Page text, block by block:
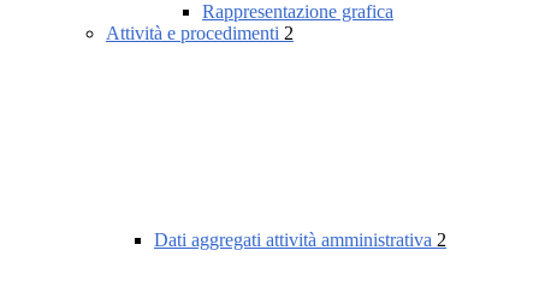
Rappresentazione grafica
Attività e procedimenti 2
Dati aggregati attività amministrativa 2